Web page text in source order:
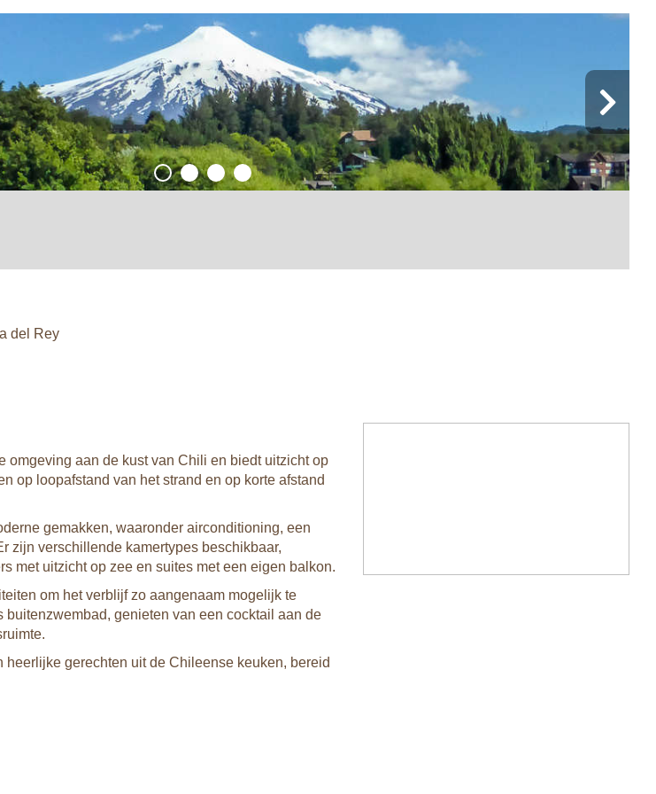
del Rey
omgeving aan de kust van Chili en biedt uitzicht op
op loopafstand van het strand en op korte afstand
gemakken, waaronder airconditioning, een
zijn verschillende kamertypes beschikbaar,
met uitzicht op zee en suites met een eigen balkon.
om het verblijf zo aangenaam mogelijk te
buitenzwembad, genieten van een cocktail aan de
heerlijke gerechten uit de Chileense keuken, bereid